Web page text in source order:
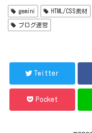
gemini HTML/CSS素材
ブログ運営
Twitter
Pocket